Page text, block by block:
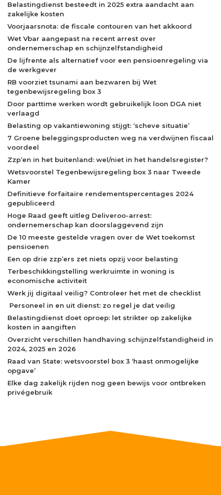
Belastingdienst besteedt in 2025 extra aandacht aan
zakelijke kosten
Voorjaarsnota: de fiscale contouren van het akkoord
Wet Vbar aangepast na recent arrest over
ondernemerschap en schijnzelfstandigheid
De lijfrente als alternatief voor een pensioenregeling via
de werkgever
RB voorziet tsunami aan bezwaren bij Wet
tegenbewijsregeling box 3
Door parttime werken wordt gebruikelijk loon DGA niet
verlaagd
Belasting op vakantiewoning stijgt: ‘scheve situatie’
7 Groene beleggingsproducten weg na verdwijnen fiscaal
voordeel
Zzp’en in het buitenland: wel/niet in het handelsregister?
Wetsvoorstel Tegenbewijsregeling box 3 naar Tweede
Kamer
Definitieve forfaitaire rendementspercentages 2024
gepubliceerd
Hoge Raad geeft uitleg Deliveroo-arrest:
ondernemerschap kan doorslaggevend zijn
De 10 meeste gestelde vragen over de Wet toekomst
pensioenen
Een op drie zzp’ers zet niets opzij voor belasting
Terbeschikkingstelling werkruimte in woning is
economische activiteit
Werk jij digitaal veilig? Controleer het met de checklist
Personeel in en uit dienst: zo regel je dat veilig
Belastingdienst doet oproep: let strikter op zakelijke
kosten in aangiften
Overzicht verschillen handhaving schijnzelfstandigheid in
2024, 2025 en 2026
Raad van State: wetsvoorstel box 3 ‘haast onmogelijke
opgave’
Elke dag zakelijk rijden nog geen bewijs voor ontbreken
privégebruik